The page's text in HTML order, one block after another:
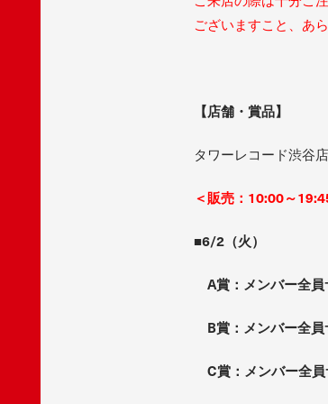
ございますこと、あ
【店舗・賞品】
タワーレコード渋
＜販売：10:00～
■6/2（火）
A賞：メンバー全
B賞：メンバー全
C賞：メンバー全